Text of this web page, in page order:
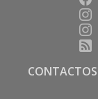
CONTACTOS